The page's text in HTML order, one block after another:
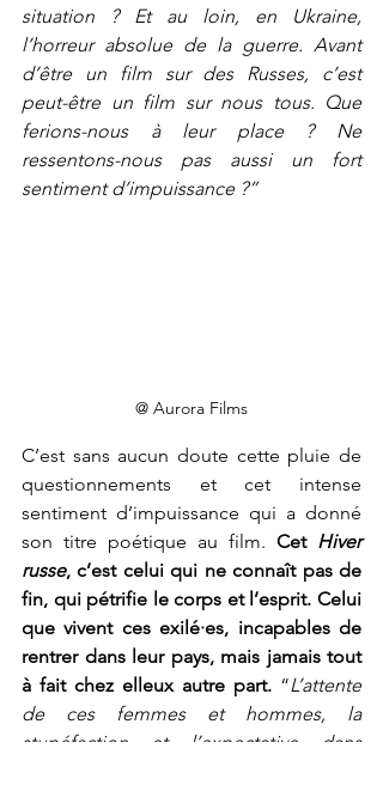
situation ? Et au loin, en Ukraine,
l’horreur absolue de la guerre. Avant
d’être un film sur des Russes, c’est
peut-être un film sur nous tous. Que
ferions-nous à leur place ? Ne
ressentons-nous pas aussi un fort
sentiment d’impuissance ?”
@ Aurora Films
C’est sans aucun doute cette pluie de
questionnements et cet intense
sentiment d’impuissance qui a donné
son titre poétique au film. Cet Hiver
russe, c’est celui qui ne connaît pas de
fin, qui pétrifie le corps et l’esprit. Celui
que vivent ces exilé·es, incapables de
rentrer dans leur pays, mais jamais tout
à fait chez elleux autre part. “L’attente
de ces femmes et hommes, la
stupéfaction et l’expectative dans